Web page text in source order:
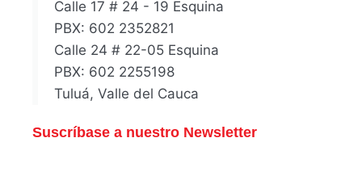
Calle 17 # 24 - 19 Esquina
PBX: 602 2352821
Calle 24 # 22-05 Esquina
PBX: 602 2255198
Tuluá, Valle del Cauca
Suscríbase a nuestro Newsletter